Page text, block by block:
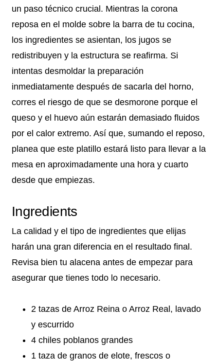
un paso técnico crucial. Mientras la corona
reposa en el molde sobre la barra de tu cocina,
los ingredientes se asientan, los jugos se
redistribuyen y la estructura se reafirma. Si
intentas desmoldar la preparación
inmediatamente después de sacarla del horno,
corres el riesgo de que se desmorone porque el
queso y el huevo aún estarán demasiado fluidos
por el calor extremo. Así que, sumando el reposo,
planea que este platillo estará listo para llevar a la
mesa en aproximadamente una hora y cuarto
desde que empiezas.
Ingredients
La calidad y el tipo de ingredientes que elijas
harán una gran diferencia en el resultado final.
Revisa bien tu alacena antes de empezar para
asegurar que tienes todo lo necesario.
2 tazas de Arroz Reina o Arroz Real, lavado
y escurrido
4 chiles poblanos grandes
1 taza de granos de elote, frescos o